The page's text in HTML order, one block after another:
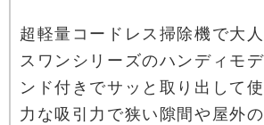
超軽量コードレス掃除機で大
スワンシリーズのハンディモ
ンド付きでサッと取り出して
力な吸引力で狭い隙間や屋外